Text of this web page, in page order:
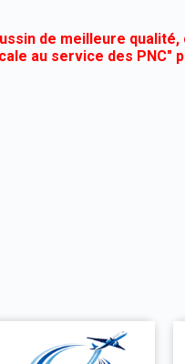
de meilleure
au service des